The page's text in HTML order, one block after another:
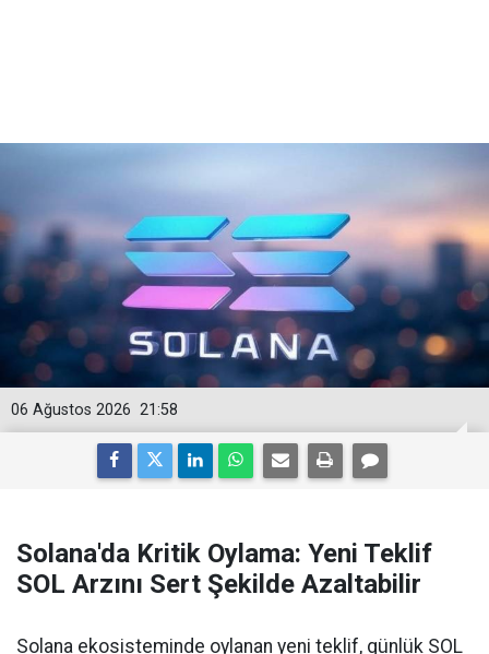
21:58
06 Ağustos 2026
Solana'da Kritik Oylama: Yeni Teklif
SOL Arzını Sert Şekilde Azaltabilir
Solana ekosisteminde oylanan yeni teklif, günlük SOL